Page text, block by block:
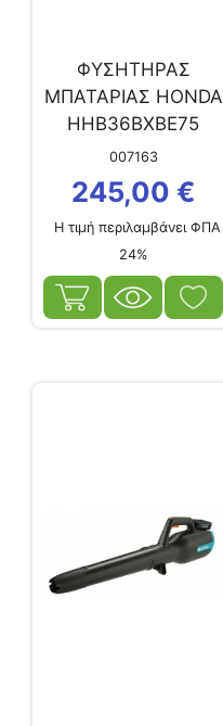
ΦΥΣΗΤΗΡΑΣ
ΜΠΑΤΑΡΙΑΣ HONDA
HHB36BXBE75
007163
245,00 €
Η τιμή περιλαμβάνει ΦΠΑ
24%